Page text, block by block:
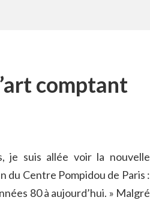
comptant
je suis allée voir la nouvelle
du Centre Pompidou de Paris :
80 à aujourd’hui. » Malgré